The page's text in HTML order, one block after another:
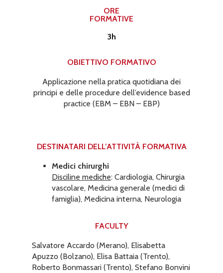
ORE
FORMATIVE
3h
OBIETTIVO FORMATIVO
Applicazione nella pratica quotidiana dei
principi e delle procedure dell’evidence based
practice (EBM – EBN – EBP)
DESTINATARI DELL’ATTIVITÀ FORMATIVA​
Medici chirurghi
Disciline mediche: Cardiologia, Chirurgia
vascolare, Medicina generale (medici di
famiglia), Medicina interna, Neurologia
FACULTY
Salvatore Accardo (Merano), Elisabetta
Apuzzo (Bolzano), Elisa Battaia (Trento),
Roberto Bonmassari (Trento), Stefano Bonvini